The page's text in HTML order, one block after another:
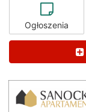
Ogłoszenia